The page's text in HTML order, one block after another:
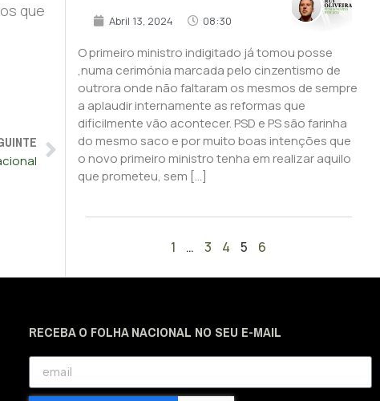
que
Abril 13, 2024 08:30
O primeiro ministro indigitado já tomou posse
,numa cerimónia marcada pelo cinzentismo de
outrora onde não faltaram os mesmos de sempre
a aplaudir internamente as reformas que
dificilmente vão acontecer. PSD e PS são farinha
do mesmo saco e por muito boas intenções que
o novo primeiro ministro tenha em realizar aquilo
que prometeu, sem […]
1 … 3 4 5 6
RECEBA O FOLHA NACIONAL NO SEU E-MAIL